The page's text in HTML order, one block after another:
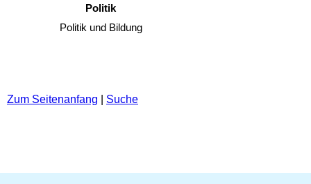
Politik
Politik und Bildung
Zum Seitenanfang Suche